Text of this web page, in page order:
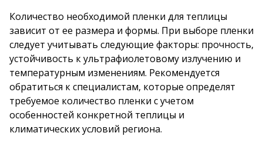
Количество необходимой пленки для теплицы
зависит от ее размера и формы. При выборе пленки
следует учитывать следующие факторы: прочность,
устойчивость к ультрафиолетовому излучению и
температурным изменениям. Рекомендуется
обратиться к специалистам, которые определят
требуемое количество пленки с учетом
особенностей конкретной теплицы и
климатических условий региона.